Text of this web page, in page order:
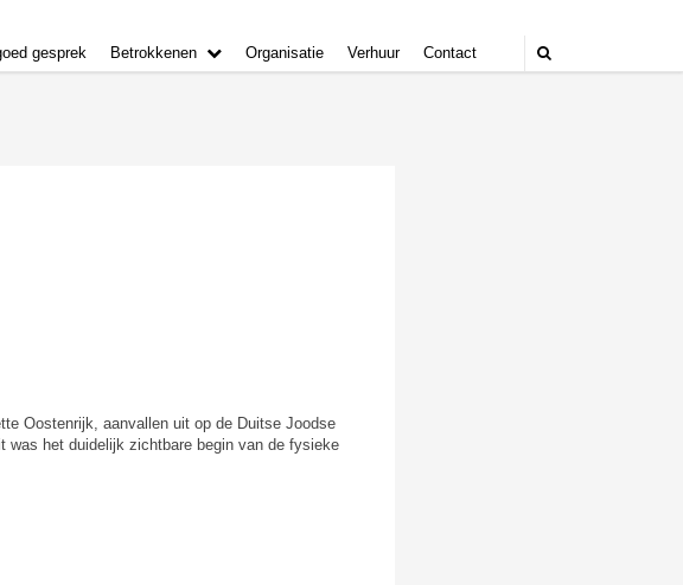
gesprek Betrokkenen Organisatie Verhuur Contact
Oostenrijk, aanvallen uit op de Duitse Joodse
was het duidelijk zichtbare begin van de fysieke